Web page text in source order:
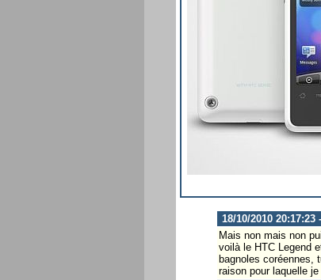
18/10/2010 20:17:23
Mais non mais non
voilà le HTC Legend
bagnoles coréennes,
raison pour laquelle